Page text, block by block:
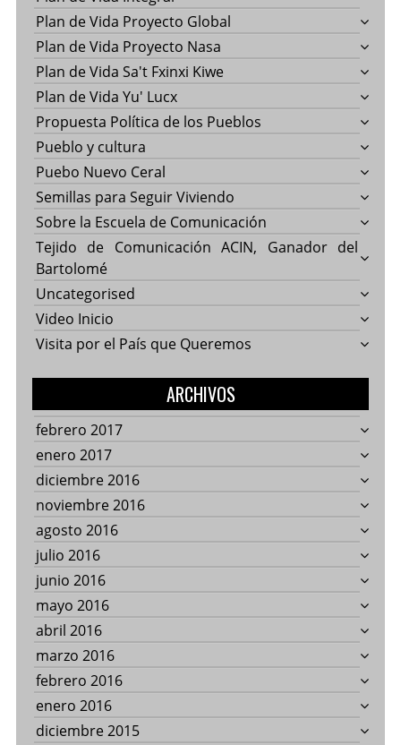
Plan de Vida Proyecto Global
Plan de Vida Proyecto Nasa
Plan de Vida Sa't Fxinxi Kiwe
Plan de Vida Yu' Lucx
Propuesta Política de los Pueblos
Pueblo y cultura
Puebo Nuevo Ceral
Semillas para Seguir Viviendo
Sobre la Escuela de Comunicación
Tejido de Comunicación ACIN, Ganador del
Bartolomé
Uncategorised
Video Inicio
Visita por el País que Queremos
ARCHIVOS
febrero 2017
enero 2017
diciembre 2016
noviembre 2016
agosto 2016
julio 2016
junio 2016
mayo 2016
abril 2016
marzo 2016
febrero 2016
enero 2016
diciembre 2015